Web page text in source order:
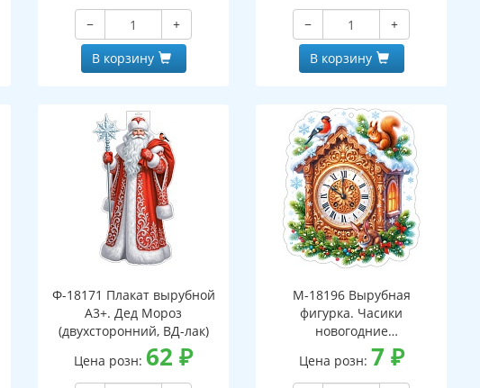
−
+
В корзину
−
+
В корзину
Ф-18171 Плакат вырубной
А3+. Дед Мороз
(двухсторонний, ВД-лак)
Цена розн: 62₽
М-18196 Вырубная
фигурка. Часики
новогодние
(двухсторонняя, ВД-лак)
Цена розн: 7 ₽